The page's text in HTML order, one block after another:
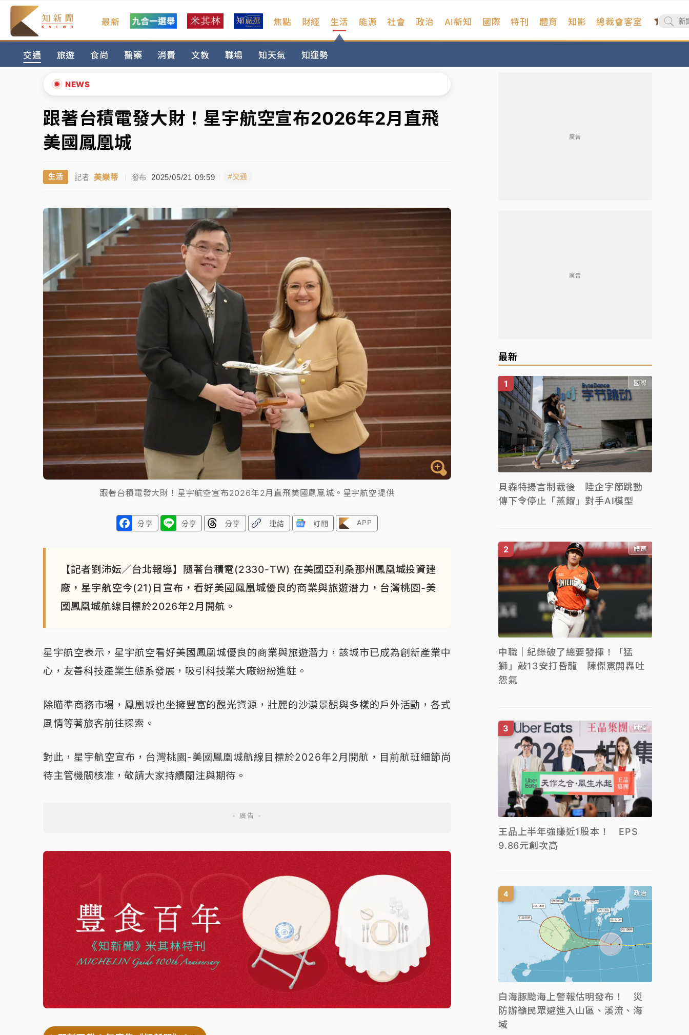
最新 焦點 財經 生活
交通 旅遊 食尚 醫藥 消費 文教 職場 知天氣 知運勢
能源 社會 政治 AI新知 國際 特刊 體育 知影 總裁會客室
NEWS
暑假過三周才推「E宿新北打卡趣」！抽獎程序複雜 觀旅局回應了
中信慈善基金會想增加董事人數！辜仲諒向法院聲請遭駁 理由曝光
故宮《龍藏經》特展第2檔！今線上預約開賣一度塞車 周六起展出延長至晚上7時
台東農業處長涉圖利渡假村！東檢抗告成功 今重開羈押庭
女律師陳昱瑄詐慈濟10億！黃金158kg遭查扣畫面曝光
中信慈善基金會想增加董事人數！辜仲諒向法院聲請遭駁 理由曝光
故宮《龍藏經》特展第2檔！今線上預約開賣一度塞車 周六起展出延長至晚上7時
台東農業處長涉圖利渡假村！東檢抗告成功 今重開羈押庭
父親節泡湯了！中颱白海豚雨彈轟3天 「紅到發紫」降雨熱區曝
▲
▼
跟著台積電發大財！星宇航空宣布2026年2月直飛
美國鳳凰城
生活 記者 美樂蒂 | 發布 2025/05/21 09:59 #交通
跟著台積電發大財！星宇航空宣布2026年2月直飛美國鳳凰城。星宇航空提供
分享 分享 分享 連結 訂閱 APP
【記者劉沛妘／台北報導】隨著台積電(2330-TW) 在美國亞利桑那州鳳凰城投資建
廠，星宇航空今(21)日宣布，看好美國鳳凰城優良的商業與旅遊潛力，台灣桃園-美
國鳳凰城航線目標於2026年2月開航。
星宇航空表示，星宇航空看好美國鳳凰城優良的商業與旅遊潛力，該城市已成為創新產業中
心，友善科技產業生態系發展，吸引科技業大廠紛紛進駐。
除瞄準商務市場，鳳凰城也坐擁豐富的觀光資源，壯麗的沙漠景觀與多樣的戶外活動，各式
風情等著旅客前往探索。
對此，星宇航空宣布，台灣桃園-美國鳳凰城航線目標於2026年2月開航，目前航班細節尚
待主管機關核准，敬請大家持續關注與期待。
廣告
廣告
最新
國際
貝森特揚言制裁後 陸企字節跳動
傳下令停止「蒸餾」對手AI模型
體育
中職｜紀錄破了總要發揮！「猛
獅」敲13安打昏龍 陳傑憲開轟吐
怨氣
財經
王品上半年強賺近1股本！ EPS
9.86元創次高
政治
白海豚颱海上警報估明發布！ 災
防辦籲民眾避進入山區、溪流、海
域